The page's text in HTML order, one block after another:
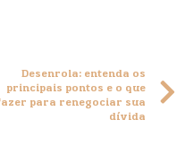
Desenrola: entenda os
principais pontos e o que
para renegociar sua
dívida